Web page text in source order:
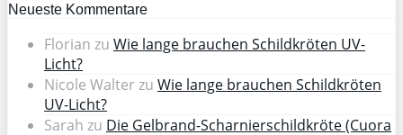
Neueste Kommentare
Florian zu Wie lange brauchen Schildkröten UV-
Licht?
Nicole Walter zu Wie lange brauchen Schildkröten
UV-Licht?
Sarah zu Die Gelbrand-Scharnierschildkröte (Cuora